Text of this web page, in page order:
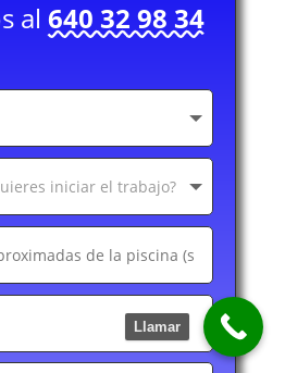
al640 32 98 34
Llamar